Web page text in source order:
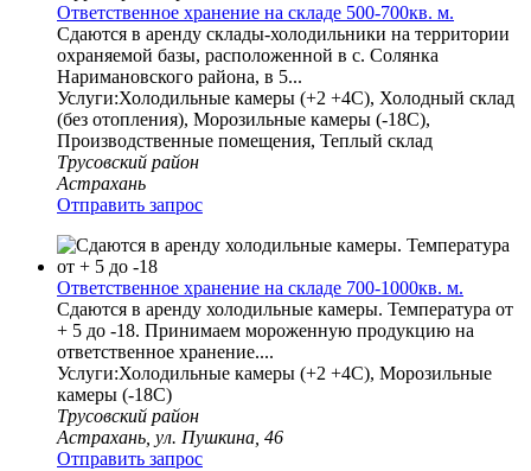
Ответственное хранение на складе 500-700кв. м.
Сдаются в аренду склады-холодильники на территории
охраняемой базы, расположенной в с. Солянка
Наримановского района, в 5...
Услуги:Холодильные камеры (+2 +4С), Холодный склад
(без отопления), Морозильные камеры (-18С),
Производственные помещения, Теплый склад
Трусовский район
Астрахань
Отправить запрос
Ответственное хранение на складе 700-1000кв. м.
Сдаются в аренду холодильные камеры. Температура от
+ 5 до -18. Принимаем мороженную продукцию на
ответственное хранение....
Услуги:Холодильные камеры (+2 +4С), Морозильные
камеры (-18С)
Трусовский район
Астрахань, ул. Пушкина, 46
Отправить запрос